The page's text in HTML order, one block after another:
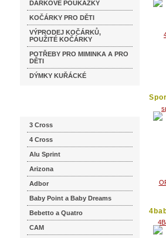
DÁRKOVÉ POUKÁZKY
KOČÁRKY PRO DĚTI
VÝPRODEJ KOČÁRKŮ,
POUŽITÉ KOČÁRKY
POTŘEBY PRO MIMINKA A PRO
DĚTI
DÝMKY KUŘÁCKÉ
3 Cross
4 Cross
Alu Sprint
Arizona
Adbor
Baby Point a Baby Dreams
Bebetto a Quatro
CAM
XV...
Red